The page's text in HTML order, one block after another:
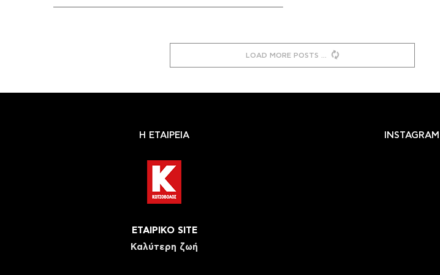
LOAD MORE POSTS
Η ΕΤΑΙΡΕΙΑ
ΕΤΑΙΡΙΚΟ SITE
Καλύτερη ζωή
INSTAGRAM